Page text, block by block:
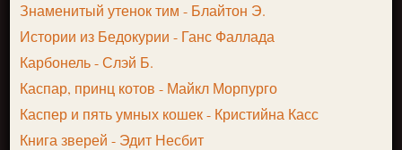
Знаменитый утенок тим - Блайтон Э.
Истории из Бедокурии - Ганс Фаллада
Карбонель - Слэй Б.
Каспар, принц котов - Майкл Морпурго
Каспер и пять умных кошек - Кристийна Касс
Книга зверей - Эдит Несбит